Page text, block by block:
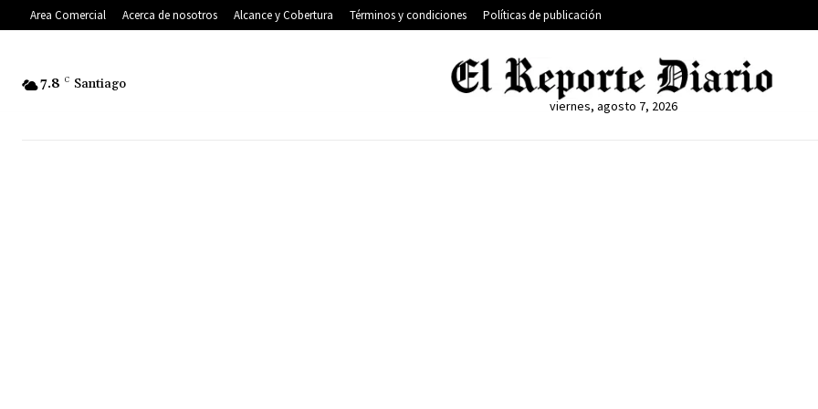
Area Comercial Acerca de nosotros Alcance y Cobertura Términos y condiciones Políticas de publicación
7.8 C Santiago
viernes, agosto 7, 2026